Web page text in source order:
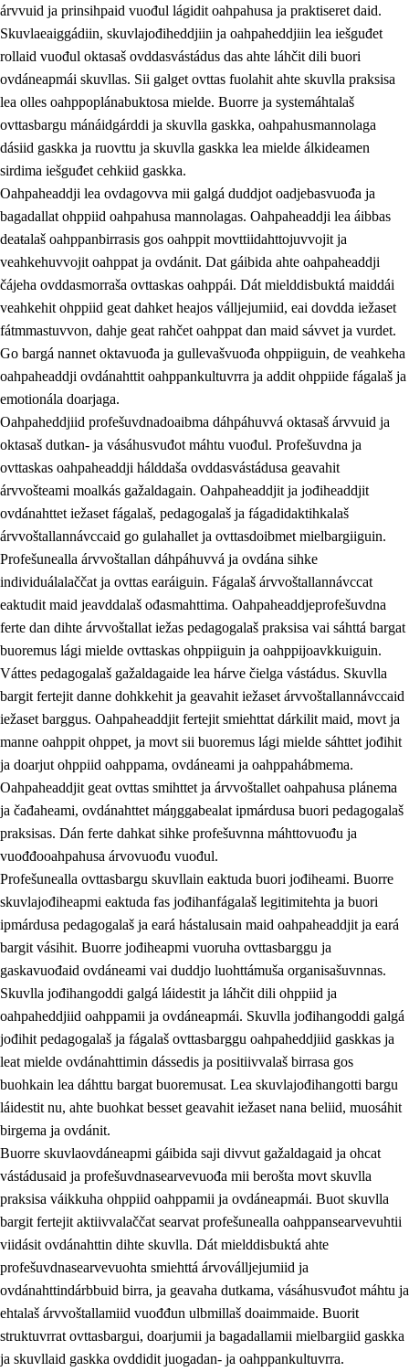
3. Skuvlla praksisa prinsihpat
3.1 Fátmmasteaddji oahppanbiras
3.2 Oahpaheapmi ja heivehuvvon oahpahus
3.3 Ovttasbargu ruovttu ja skuvlla gaskka
3.4 Oahpahus oahppofitnodagas ja bargoeallimis
3.5 Profešuvdnasearvevuohta ja skuvlaovdáneapmi
árvvuid ja prinsihpaid vuođul lágidit oahpahusa ja praktiseret daid.
Skuvlaeaiggádiin, skuvlajođiheddjiin ja oahpaheddjiin lea iešguđet
rollaid vuođul oktasaš ovddasvástádus das ahte láhčit dili buori
ovdáneapmái skuvllas. Sii galget ovttas fuolahit ahte skuvlla praksisa
lea olles oahppoplánabuktosa mielde. Buorre ja systemáhtalaš
ovttasbargu mánáidgárddi ja skuvlla gaskka, oahpahusmannolaga
dásiid gaskka ja ruovttu ja skuvlla gaskka lea mielde álkideamen
sirdima iešguđet cehkiid gaskka.
Oahpaheaddji lea ovdagovva mii galgá duddjot oadjebasvuođa ja
bagadallat ohppiid oahpahusa mannolagas. Oahpaheaddji lea áibbas
deaŧalaš oahppanbirrasis gos oahppit movttiidahttojuvvojit ja
veahkehuvvojit oahppat ja ovdánit. Dat gáibida ahte oahpaheaddji
čájeha ovddasmorraša ovttaskas oahppái. Dát mielddisbuktá maiddái
veahkehit ohppiid geat dahket heajos válljejumiid, eai dovdda iežaset
fátmmastuvvon, dahje geat rahčet oahppat dan maid sávvet ja vurdet.
Go bargá nannet oktavuođa ja gullevašvuođa ohppiiguin, de veahkeha
oahpaheaddji ovdánahttit oahppankultuvrra ja addit ohppiide fágalaš ja
emotionála doarjaga.
Oahpaheddjiid profešuvdnadoaibma dáhpáhuvvá oktasaš árvvuid ja
oktasaš dutkan- ja vásáhusvuđot máhtu vuođul. Profešuvdna ja
ovttaskas oahpaheaddji hálddaša ovddasvástádusa geavahit
árvvošteami moalkás gažaldagain. Oahpaheaddjit ja jođiheaddjit
ovdánahttet iežaset fágalaš, pedagogalaš ja fágadidaktihkalaš
árvvoštallannávccaid go gulahallet ja ovttasdoibmet mielbargiiguin.
Profešunealla árvvoštallan dáhpáhuvvá ja ovdána sihke
individuálalaččat ja ovttas earáiguin. Fágalaš árvvoštallannávccat
eaktudit maid jeavddalaš ođasmahttima. Oahpaheaddjeprofešuvdna
ferte dan dihte árvvoštallat iežas pedagogalaš praksisa vai sáhttá bargat
buoremus lági mielde ovttaskas ohppiiguin ja oahppijoavkkuiguin.
Váttes pedagogalaš gažaldagaide lea hárve čielga vástádus. Skuvlla
bargit fertejit danne dohkkehit ja geavahit iežaset árvvoštallannávccaid
iežaset barggus. Oahpaheaddjit fertejit smiehttat dárkilit maid, movt ja
manne oahppit ohppet, ja movt sii buoremus lági mielde sáhttet jođihit
ja doarjut ohppiid oahppama, ovdáneami ja oahppahábmema.
Oahpaheaddjit geat ovttas smihttet ja árvvoštallet oahpahusa plánema
ja čađaheami, ovdánahttet máŋggabealat ipmárdusa buori pedagogalaš
praksisas. Dán ferte dahkat sihke profešuvnna máhttovuođu ja
vuođđooahpahusa árvovuođu vuođul.
Profešunealla ovttasbargu skuvllain eaktuda buori jođiheami. Buorre
skuvlajođiheapmi eaktuda fas jođihanfágalaš legitimitehta ja buori
ipmárdusa pedagogalaš ja eará hástalusain maid oahpaheaddjit ja eará
bargit vásihit. Buorre jođiheapmi vuoruha ovttasbarggu ja
gaskavuođaid ovdáneami vai duddjo luohttámuša organisašuvnnas.
Skuvlla jođihangoddi galgá láidestit ja láhčit dili ohppiid ja
oahpaheddjiid oahppamii ja ovdáneapmái. Skuvlla jođihangoddi galgá
jođihit pedagogalaš ja fágalaš ovttasbarggu oahpaheddjiid gaskkas ja
leat mielde ovdánahttimin dássedis ja positiivvalaš birrasa gos
buohkain lea dáhttu bargat buoremusat. Lea skuvlajođihangotti bargu
láidestit nu, ahte buohkat besset geavahit iežaset nana beliid, muosáhit
birgema ja ovdánit.
Buorre skuvlaovdáneapmi gáibida saji divvut gažaldagaid ja ohcat
vástádusaid ja profešuvdnasearvevuođa mii berošta movt skuvlla
praksisa váikkuha ohppiid oahppamii ja ovdáneapmái. Buot skuvlla
bargit fertejit aktiivvalaččat searvat profešunealla oahppansearvevuhtii
viidásit ovdánahttin dihte skuvlla. Dát mielddisbuktá ahte
profešuvdnasearvevuohta smiehttá árvoválljejumiid ja
ovdánahttindárbbuid birra, ja geavaha dutkama, vásáhusvuđot máhtu ja
ehtalaš árvvoštallamiid vuođđun ulbmillaš doaimmaide. Buorit
struktuvrrat ovttasbargui, doarjumii ja bagadallamii mielbargiid gaskka
ja skuvllaid gaskka ovddidit juogadan- ja oahppankultuvrra.